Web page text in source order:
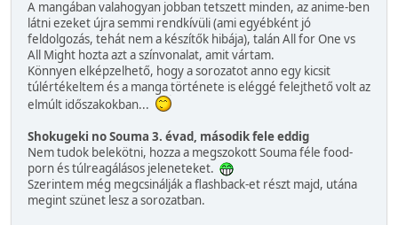
A mangában valahogyan jobban tetszett minden, az anime-ben
látni ezeket újra semmi rendkívüli (ami egyébként jó
feldolgozás, tehát nem a készítők hibája), talán All for One vs
All Might hozta azt a színvonalat, amit vártam.
Könnyen elképzelhető, hogy a sorozatot anno egy kicsit
túlértékeltem és a manga története is eléggé felejthető volt az
elmúlt időszakokban...
Shokugeki no Souma 3. évad, második fele eddig
Nem tudok belekötni, hozza a megszokott Souma féle food-
porn és túlreagálásos jeleneteket.
Szerintem még megcsinálják a flashback-et részt majd, utána
megint szünet lesz a sorozatban.